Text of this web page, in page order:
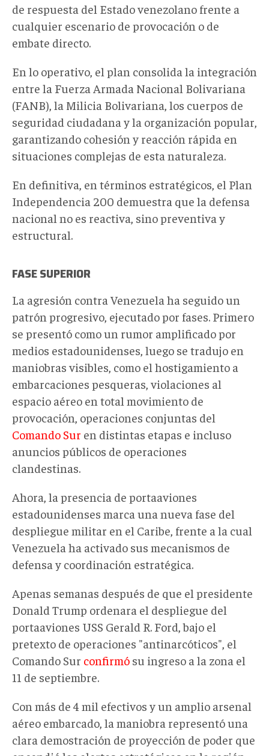
de respuesta del Estado venezolano frente a
cualquier escenario de provocación o de
embate directo.
En lo operativo, el plan consolida la integración
entre la Fuerza Armada Nacional Bolivariana
(FANB), la Milicia Bolivariana, los cuerpos de
seguridad ciudadana y la organización popular,
garantizando cohesión y reacción rápida en
situaciones complejas de esta naturaleza.
En definitiva, en términos estratégicos, el Plan
Independencia 200 demuestra que la defensa
nacional no es reactiva, sino preventiva y
estructural.
FASE SUPERIOR
La agresión contra Venezuela ha seguido un
patrón progresivo, ejecutado por fases. Primero
se presentó como un rumor amplificado por
medios estadounidenses, luego se tradujo en
maniobras visibles , como el hostigamiento a
embarcaciones pesqueras, violaciones al
espacio aéreo en total movimiento de
provocación, operaciones conjuntas del
Comando Sur en distintas etapas e incluso
anuncios públicos de operaciones
clandestinas.
Ahora, la presencia de portaaviones
estadounidenses marca una nueva fase del
despliegue militar en el Caribe, frente a la cual
Venezuela ha activado sus mecanismos de
defensa y coordinación estratégica.
Apenas semanas después de que el presidente
Donald Trump ordenara el despliegue del
portaaviones USS Gerald R. Ford, bajo el
pretexto de operaciones "antinarcóticos", el
Comando Sur confirmó su ingreso a la zona el
11 de septiembre.
Con más de 4 mil efectivos y un amplio arsenal
aéreo embarcado, la maniobra representó una
clara demostración de proyección de poder que